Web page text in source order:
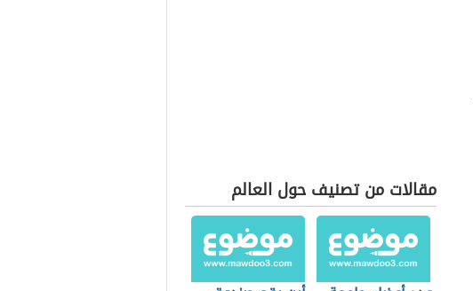
مقالات من تصنيف حول العالم